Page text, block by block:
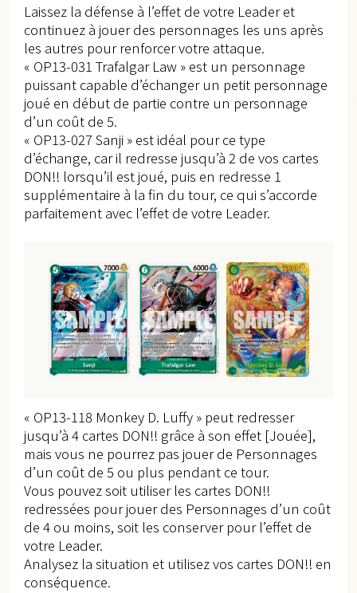
Laissez la défense à l’effet de votre Leader et
continuez à jouer des personnages les uns après
les autres pour renforcer votre attaque.
« OP13-031 Trafalgar Law » est un personnage
puissant capable d’échanger un petit personnage
joué en début de partie contre un personnage
d’un coût de 5.
« OP13-027 Sanji » est idéal pour ce type
d’échange, car il redresse jusqu’à 2 de vos cartes
DON!! lorsqu’il est joué, puis en redresse 1
supplémentaire à la fin du tour, ce qui s’accorde
parfaitement avec l’effet de votre Leader.
« OP13-118 Monkey D. Luffy » peut redresser
jusqu’à 4 cartes DON!! grâce à son effet [Jouée],
mais vous ne pourrez pas jouer de Personnages
d’un coût de 5 ou plus pendant ce tour.
Vous pouvez soit utiliser les cartes DON!!
redressées pour jouer des Personnages d’un coût
de 4 ou moins, soit les conserver pour l’effet de
votre Leader.
Analysez la situation et utilisez vos cartes DON!! en
conséquence.